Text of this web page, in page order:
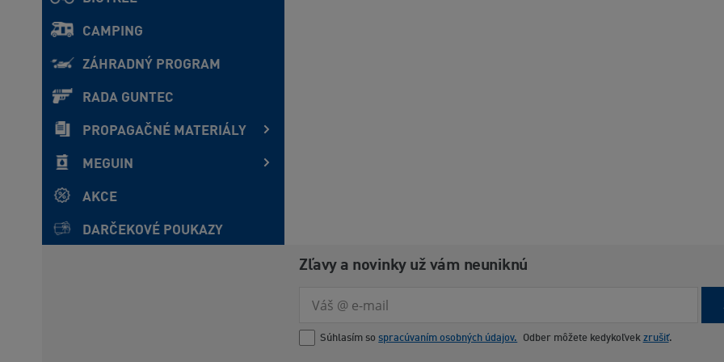
CAMPING
ZÁHRADNÝ PROGRAM
RADA GUNTEC
PROPAGAČNÉ MATERIÁLY
MEGUIN
AKCE
DARČEKOVÉ POUKAZY
Zľavy a novinky už vám neuniknú
Súhlasím so spracúvaním osobných údajov. Odber môžete kedykoľvek zrušiť.